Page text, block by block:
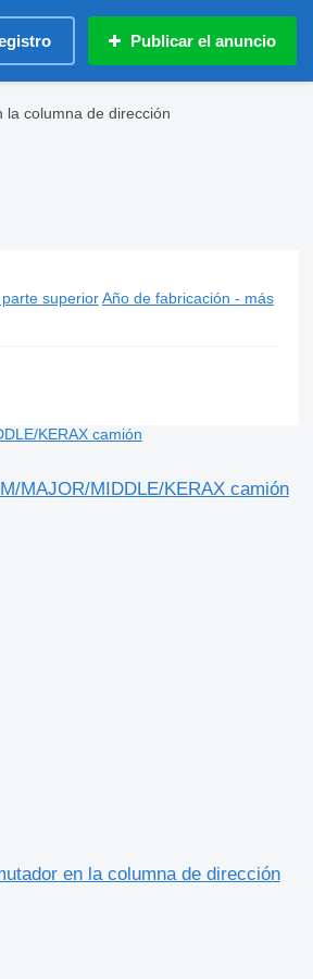
Publicar el anuncio
la columna de dirección
superior Año de fabricación - más
MAJOR/MIDDLE/KERAX camión
en la columna de dirección